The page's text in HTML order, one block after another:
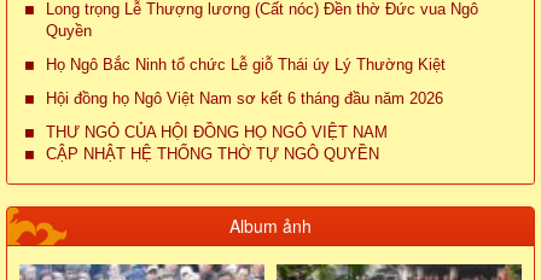
Long trọng Lễ Thượng lương (Cất nóc) Đền thờ Đức vua Ngô
Quyền
Họ Ngô Bắc Ninh tổ chức Lễ giỗ Thái úy Lý Thường Kiệt
Hội đồng họ Ngô Việt Nam sơ kết 6 tháng đầu năm 2026
THƯ NGỎ CỦA HỘI ĐỒNG HỌ NGÔ VIỆT NAM
CẬP NHẬT HỆ THỐNG THỜ TỰ NGÔ QUYỀN
Album ảnh